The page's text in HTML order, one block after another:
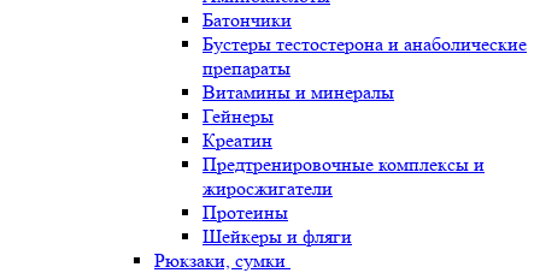
Батончики
Бустеры тестостерона и анаболические
препараты
Витамины и минералы
Гейнеры
Креатин
Предтренировочные комплексы и
жиросжигатели
Протеины
Шейкеры и фляги
Рюкзаки, сумки